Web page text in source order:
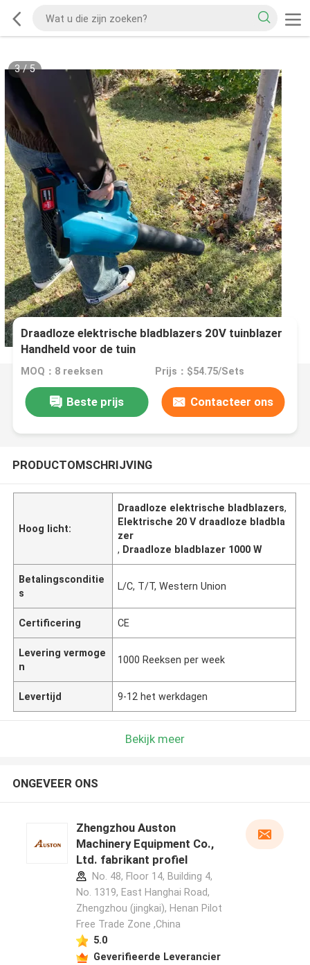
Laat een bericht achter
3/5
Draadloze elektrische bladblazers 20V tuinblazer
Handheld voor de tuin
MOQ：8 reeksen Prijs：$54.75/Sets
Beste prijs Contacteer ons
PRODUCTOMSCHRIJVING
Hoog licht:
Draadloze elektrische bladblazers,
Elektrische 20 V draadloze bladbla
zer
, Draadloze bladblazer 1000 W
Betalingsconditie
s
L/C, T/T, Western Union
Certificering CE
Levering vermoge
n
1000 Reeksen per week
Levertijd 9-12 het werkdagen
Bekijk meer
ONGEVEER ONS
Zhengzhou Auston
Machinery Equipment Co.,
Ltd. fabrikant profiel
No. 48, Floor 14, Building 4,
No. 1319, East Hanghai Road,
Zhengzhou (jingkai), Henan Pilot
Free Trade Zone ,China
5.0
Geverifieerde Leverancier